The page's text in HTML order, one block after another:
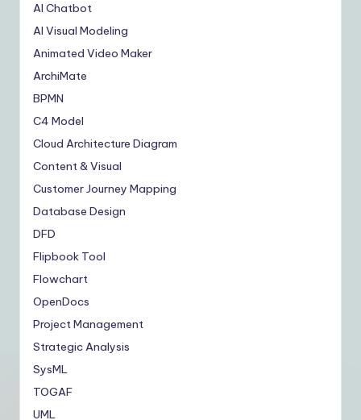
AI Chatbot
AI Visual Modeling
Animated Video Maker
ArchiMate
BPMN
C4 Model
Cloud Architecture Diagram
Content & Visual
Customer Journey Mapping
Database Design
DFD
Flipbook Tool
Flowchart
OpenDocs
Project Management
Strategic Analysis
SysML
TOGAF
UML